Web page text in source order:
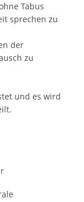
Tabus
sprechen zu
der
zu
und es wird